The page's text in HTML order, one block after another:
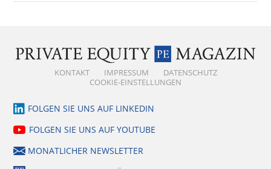
KONTAKT IMPRESSUM
DATENSCHUTZ
COOKIE-EINSTELLUNGEN
FOLGEN SIE UNS AUF LINKEDIN
FOLGEN SIE UNS AUF YOUTUBE
MONATLICHER NEWSLETTER